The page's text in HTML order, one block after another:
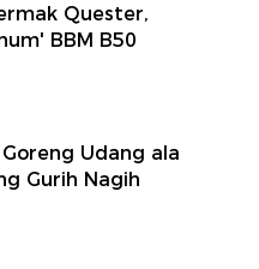
Quester,
BBM B50
Udang ala
Gurih Nagih